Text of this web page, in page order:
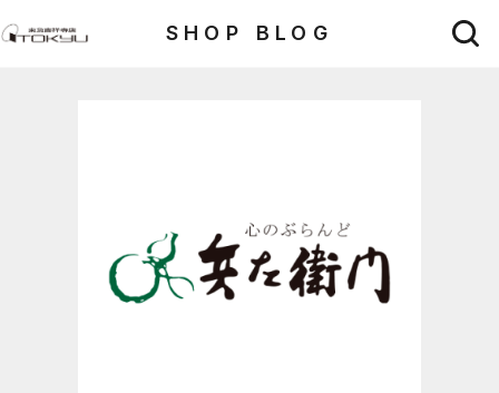
SHOP BLOG